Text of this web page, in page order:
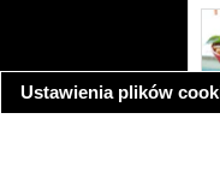
Ustawienia plikówinformacja o